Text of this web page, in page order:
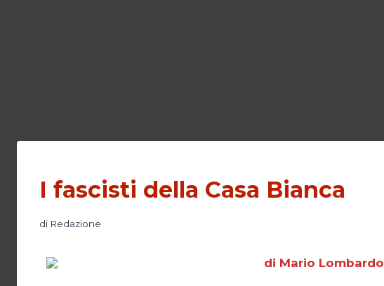
I fascisti della Casa Bianca
di Redazione
di Mario Lombardo